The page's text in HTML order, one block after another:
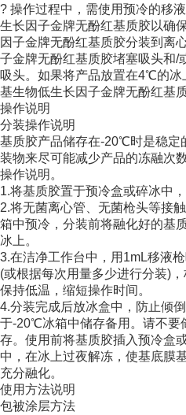
? 操作过程中，需使用预冷的移
生长因子金牌无酚红基质胶以确
因子金牌无酚红基质胶分装到离
子金牌无酚红基质胶堵塞吸头和/
吸头。如果将产品放置在4℃的冰
基生物低生长因子金牌无酚红基
操作说明
分装操作说明
基质胶产品储存在-20℃时是稳定
装物来尽可能减少产品的冻融次
操作说明。
1.将基质胶置于预冷盒或碎冰中
2.将无菌离心管、无菌枪头等接
箱中预冷，分装前将融化好的基
冰上。
3.在洁净工作台中，用1mL移液
(或根据每次用量多少进行分装)
保持低温，缩短操作时间。
4.分装完成后放冰盒中，防止倾
于-20℃冰箱中储存备用。请不要
存。使用前将基质胶插入预冷盒
中，在冰上过夜解冻，使基底膜
充分融化。
使用方法说明
包被涂层方法